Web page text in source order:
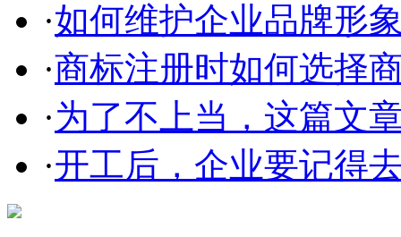
·如何维护企业品牌形
·商标注册时如何选择
·为了不上当，这篇文
·开工后，企业要记得